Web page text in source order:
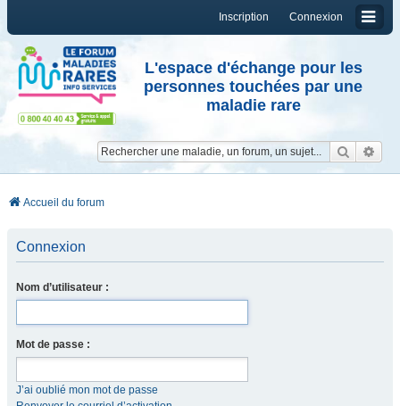
Connexion
Inscription
L'espace d'échange pour les
personnes touchées par une
maladie rare
Accueil du forum
Connexion
Nom d’utilisateur :
Mot de passe :
J’ai oublié mon mot de passe